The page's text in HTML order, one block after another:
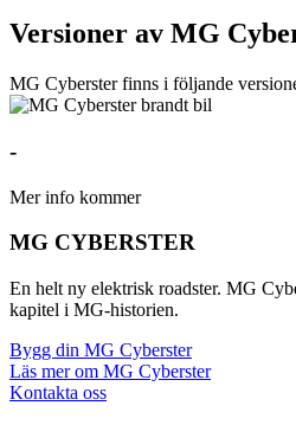
Versioner av MG
MG Cyberster finns i följande
-
Mer info kommer
MG CYBERSTER
En helt ny elektrisk roadster. MG
kapitel i MG-historien.
Bygg din MG Cyberster
Läs mer om MG Cyberster
Kontakta oss